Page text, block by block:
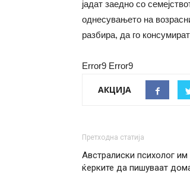
јадат заедно со
однесувањето на
разбира, да го
Error9 Error9
АКЦИЈА
Претходна статија
Австралиски психолог
ќерките да пишуваат